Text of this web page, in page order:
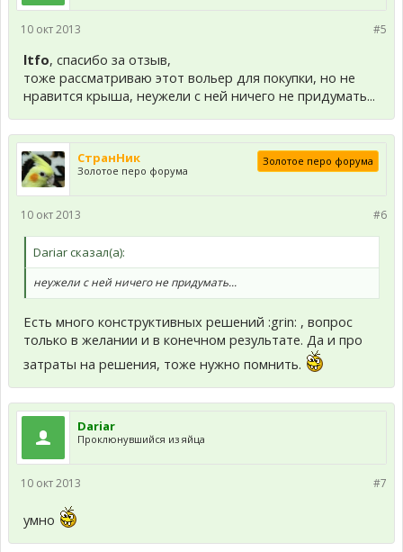
#5
10 окт 2013
ltfo, спасибо за отзыв,
тоже рассматриваю этот вольер для покупки, но не
нравится крыша, неужели с ней ничего не придумать...
СтранНик
Золотое перо форума
Золотое перо форума
#6
10 окт 2013
Dariar сказал(а):
неужели с ней ничего не придумать...
Есть много конструктивных решений :grin: , вопрос
только в желании и в конечном результате. Да и про
затраты на решения, тоже нужно помнить.
Dariar
Проклюнувшийся из яйца
#7
10 окт 2013
умно